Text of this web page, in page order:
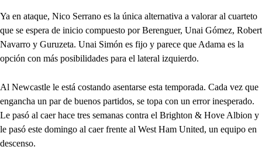
Ya en ataque, Nico Serrano es la única alternativa a valorar al cuarteto
que se espera de inicio compuesto por Berenguer, Unai Gómez, Robert
Navarro y Guruzeta. Unai Simón es fijo y parece que Adama es la
opción con más posibilidades para el lateral izquierdo.
Al Newcastle le está costando asentarse esta temporada. Cada vez que
engancha un par de buenos partidos, se topa con un error inesperado.
Le pasó al caer hace tres semanas contra el Brighton & Hove Albion y
le pasó este domingo al caer frente al West Ham United, un equipo en
descenso.